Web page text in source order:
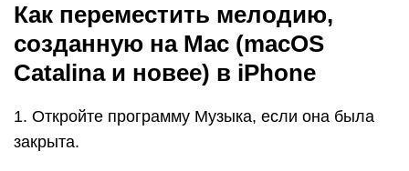
Как переместить мелодию,
созданную на Mac (macOS
Catalina и новее) в iPhone
1. Откройте программу Музыка, если она была
закрыта.